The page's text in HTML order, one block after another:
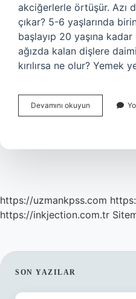
akciğerlerle örtüşür. Azı
çıkar? 5-6 yaşlarında
başlayıp 20 yaşına
ağızda kalan dişlere
kırılırsa ne olur? Yemek
Devamını okuyun
Dişi
https://uzmankpss.com
https://inkjection.com.tr
SIDEBAR
SON YAZILAR